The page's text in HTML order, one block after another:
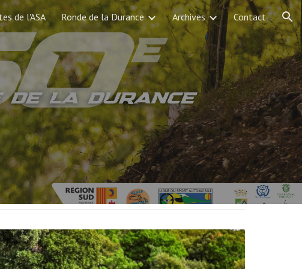
de l'ASA Ronde de la Durance Archives Contact